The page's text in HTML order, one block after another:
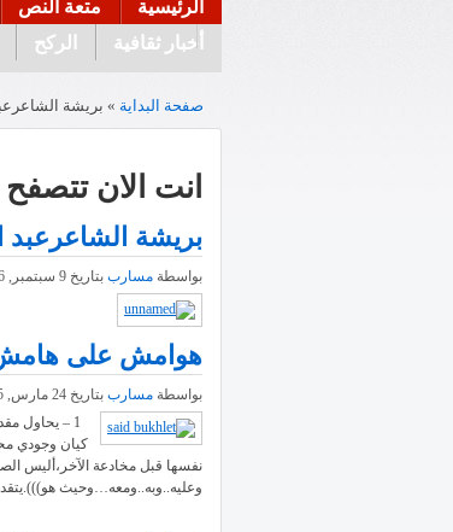
الرئيسية متعة النص
أخبار ثقافية
الركح
صفحة البداية » بريشة
انت الان
بريشة
بواسطة مسارب بتاريخ 9 سبتمبر, 2016 في 08:32 مساء | مصنفة في
هوامش على هامش
بواسطة مسارب بتاريخ 24 مارس, 2015 في 09:04 مساء | مصنفة في
1 – يحاول
كيان وجودي
نفسها قبل مخادعة الآخر،أليس
وعليه..وبه..ومعه…وحيث